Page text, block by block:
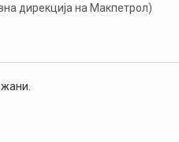
дирекција на Макпетрол)